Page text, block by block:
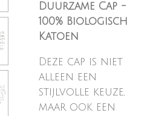
Duurzame Cap -
100% Biologisch
Katoen
Deze cap is niet
alleen een
stijlvolle keuze,
maar ook een